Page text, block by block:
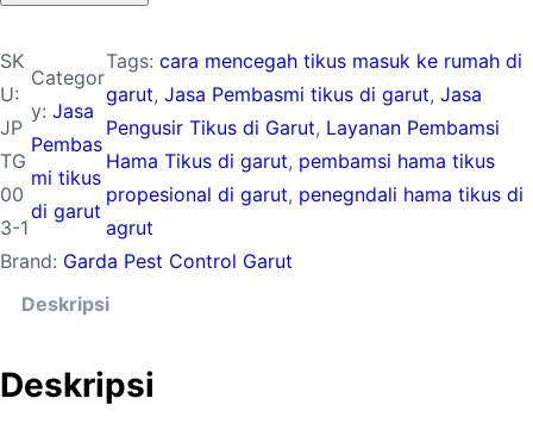
SK
U:
JP
TG
00
3-1
Categor
y:Jasa
Pembas
mi tikus
di garut
Tags: cara mencegah tikus masuk ke rumah di
garut, Jasa Pembasmi tikus di garut, Jasa
Pengusir Tikus di Garut, Layanan Pembamsi
Hama Tikus di garut, pembamsi hama tikus
propesional di garut, penegndali hama tikus di
agrut
Brand: Garda Pest Control Garut
Deskripsi
Deskripsi